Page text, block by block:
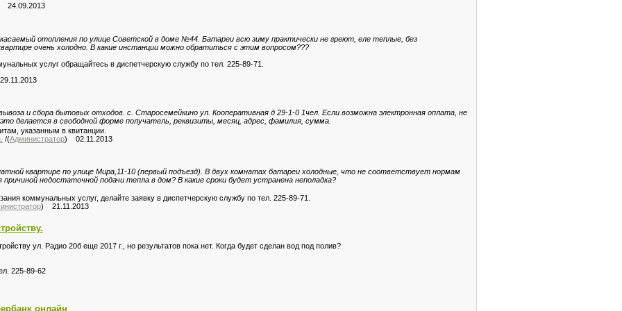
24.09.2013
отопления по улице Советской в доме №44. Батареи всю зиму практически не греют, еле теплые, без
очень холодно. В какие инстанции можно обратиться с этим вопросом???
услуг обращайтесь в диспетчерскую службу по тел. 225-89-71.
и сбора бытовых отходов. с. Старосемейкино ул. Кооперативная д 29-1-0 1чел. Если возможна электронная оплата, не
делается в свободной форме получатель, реквизиты, месяц, адрес, фамилия, сумма.
указанным в квитанции.
/(Администратор) 02.11.2013
квартире по улице Мира,11-10 (первый подъезд). В двух комнатах батареи холодные, что не соответствует нормам
недостаточной подачи тепла в дом? В какие сроки будет устранена неполадка?
коммунальных услуг, делайте заявку в диспетчерскую службу по тел. 225-89-71.
) 21.11.2013
ул. Радио 20б еще 2017 г., но результатов пока нет. Когда будет сделан вод под полив?
225-89-62
онлайн